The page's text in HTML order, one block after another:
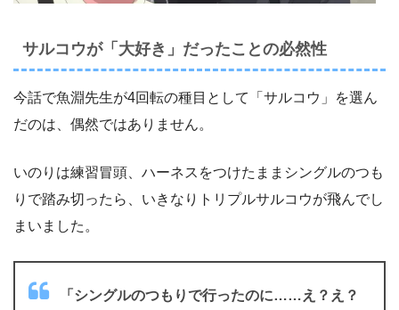
サルコウが「大好き」だったことの必然性
今話で魚淵先生が4回転の種目として「サルコウ」を選ん
だのは、偶然ではありません。
いのりは練習冒頭、ハーネスをつけたままシングルのつも
りで踏み切ったら、いきなりトリプルサルコウが飛んでし
まいました。
「シングルのつもりで行ったのに……え？え？